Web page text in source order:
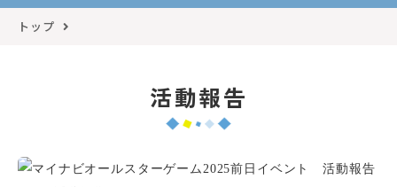
トップ
活動報告